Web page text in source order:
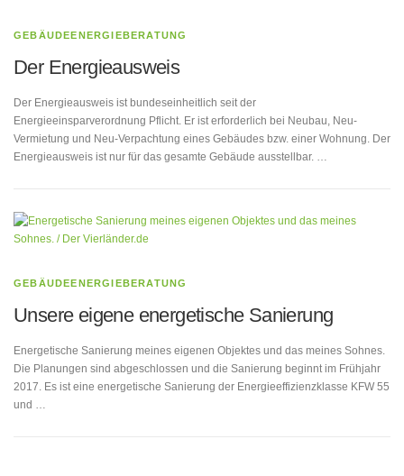
GEBÄUDEENERGIEBERATUNG
Der Energieausweis
Der Energieausweis ist bundeseinheitlich seit der
Energieeinsparverordnung Pflicht. Er ist erforderlich bei Neubau, Neu-
Vermietung und Neu-Verpachtung eines Gebäudes bzw. einer Wohnung. Der
Energieausweis ist nur für das gesamte Gebäude ausstellbar. …
GEBÄUDEENERGIEBERATUNG
Unsere eigene energetische Sanierung
Energetische Sanierung meines eigenen Objektes und das meines Sohnes.
Die Planungen sind abgeschlossen und die Sanierung beginnt im Frühjahr
2017. Es ist eine energetische Sanierung der Energieeffizienzklasse KFW 55
und …